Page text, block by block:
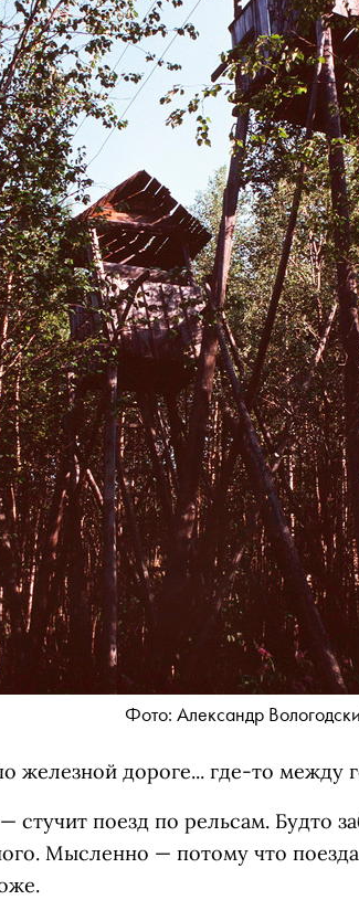
Фото: Александр
железной дороге... где-то между
поезд по рельсам. Будто
Мысленно — потому что